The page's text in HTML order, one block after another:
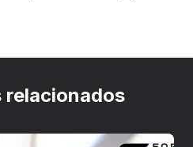
relacionados